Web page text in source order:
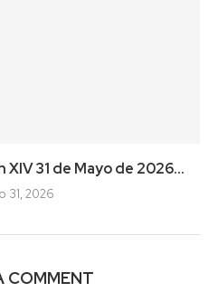
31 de Mayo de 2026...
31, 2026
COMMENT